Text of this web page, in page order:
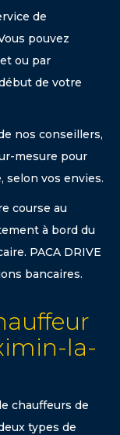
de
pouvez
ou par
de votre
nos conseillers,
mesure pour
selon vos envies.
course au
à bord du
PACA DRIVE
bancaires.
la-
chauffeurs de
types de